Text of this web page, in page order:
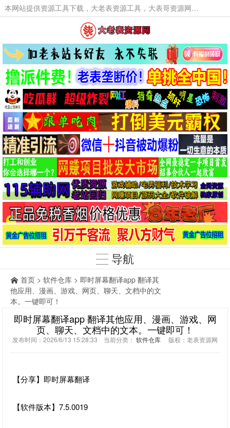
本网站提供资源工具下载，大老表资源工具，大表哥资源网软件工具，大老表资源下载，活动线报福利资源分享,活动线报，大型网游经典游戏，网络热门技术游戏辅助交流与分享。
导航
首页 > 软件仓库 > 即时屏幕翻译app 翻译其
他应用、漫画、游戏、网页、聊天、文档中的文
本。一键即可！
即时屏幕翻译app 翻译其他应用、漫画、游戏、网
页、聊天、文档中的文本。一键即可！
发布时间：2026/6/13 15:28:33 当前分类： 软件仓库 版权：老表资源网
【分享】即时屏幕翻译
【软件版本】7.5.0019